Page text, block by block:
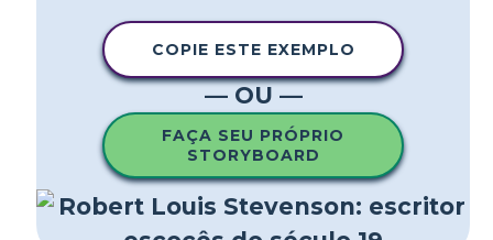
COPIE ESTE EXEMPLO
— OU —
FAÇA SEU PRÓPRIO
STORYBOARD